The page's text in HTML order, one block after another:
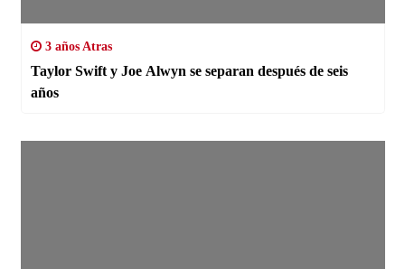
3 años Atras
Taylor Swift y Joe Alwyn se separan después de seis
años